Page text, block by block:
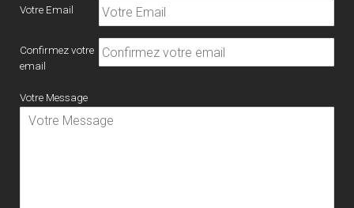
Votre Email
Confirmez votre
email
Votre Message